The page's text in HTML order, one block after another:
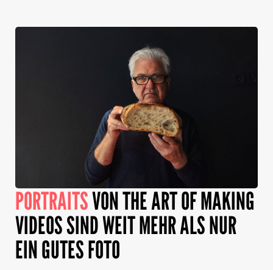
PORTRAITSVON THE ART OF MAKING
VIDEOS SIND WEIT MEHR ALS NUR
EIN GUTES FOTO